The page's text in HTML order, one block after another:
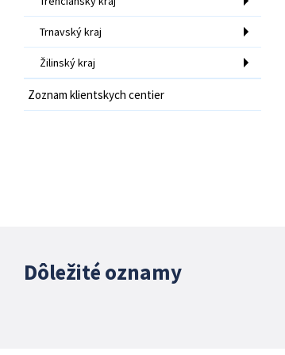
Trnavský kraj
Žilinský kraj
Zoznam klientskych centier
Dôležité oznamy